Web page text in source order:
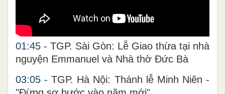
01:45 - TGP. Sài Gòn: Lễ Giao thừa tại nhà
nguyện Emmanuel và Nhà thờ Đức Bà
03:05 - TGP. Hà Nội: Thánh lễ Minh Niên -